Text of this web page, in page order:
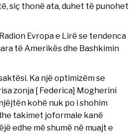
siç thonë ata, duhet të punohet
Evropa e Lirë se tendenca
të Amerikës dhe Bashkimin
Ka një optimizëm se
zonja [ Federica] Mogherini
kohë nuk po i shohim
takimet joformale kanë
edhe më shumë në muajt e